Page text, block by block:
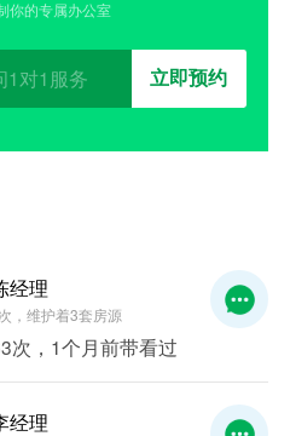
你的专属办公室
立即预约
经理
，维护着3套房源
次，1个月前带看过
经理